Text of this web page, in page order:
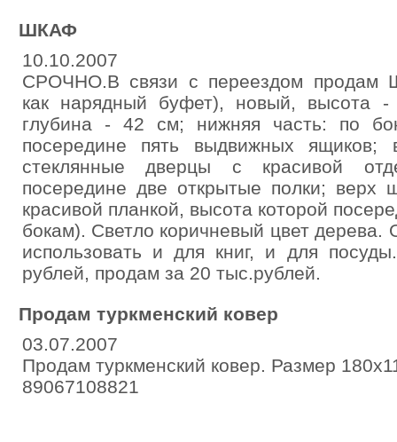
ШКАФ
10.10.2007
СРОЧНО.В связи с переездом продам
как нарядный буфет), новый,
глубина - 42 см; нижняя часть: по
посередине пять выдвижных ящиков;
стеклянные дверцы с красивой
посередине две открытые полки; верх
красивой планкой, высота которой
бокам). Светло коричневый цвет
использовать и для книг, и для
рублей, продам за 20 тыс.рублей.
Продам туркменский ковер
03.07.2007
Продам туркменский ковер. Размер
89067108821